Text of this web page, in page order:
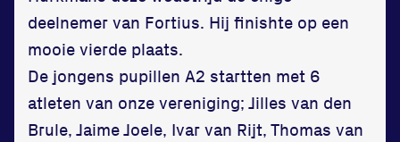
deelnemer van Fortius. Hij finishte op een
mooie vierde plaats.
De jongens pupillen A2 startten met 6
atleten van onze vereniging; Jilles van den
Brule, Jaime Joele, Ivar van Rijt, Thomas van